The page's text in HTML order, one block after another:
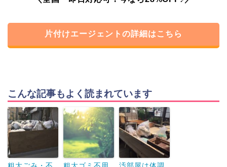
片付けエージェントの詳細はこちら
こんな記事もよく読まれています